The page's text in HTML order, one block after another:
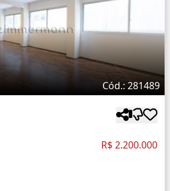
Cód.: 281489
R$ 2.200.000